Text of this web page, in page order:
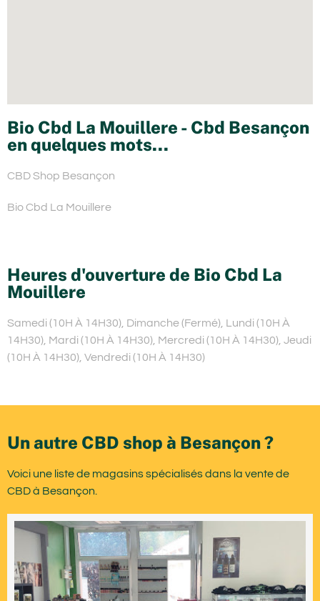
Bio Cbd La Mouillere - Cbd Besançon
en quelques mots...
CBD Shop Besançon
Bio Cbd La Mouillere
Heures d'ouverture de Bio Cbd La
Mouillere
Samedi (10H À 14H30), Dimanche (Fermé), Lundi (10H À
14H30), Mardi (10H À 14H30), Mercredi (10H À 14H30), Jeudi
(10H À 14H30), Vendredi (10H À 14H30)
Un autre CBD shop à Besançon ?
Voici une liste de magasins spécialisés dans la vente de
CBD à Besançon.